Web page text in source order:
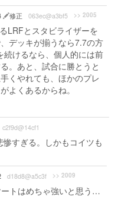
修正 063ec@a3bf5 >> 2005
LRFとスタビライザーを
デッキが揃うなら7.7の方
続けるなら、個人的には前
。あと、試合に勝とうと
くやれても、ほかのプレ
よくあるからね。
c2f9d@14cf1
惨すぎる。しかもコイツも
d18d8@a5c3f >> 2009
トはめちゃ強いと思う…